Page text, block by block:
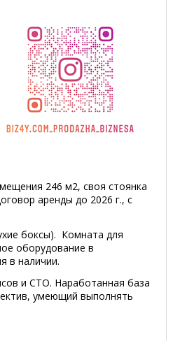
246 м2, своя стоянка
аренды до 2026 г., с
боксы). Комната для
оборудование в
в наличии.
и СТО. Наработанная база
умеющий выполнять